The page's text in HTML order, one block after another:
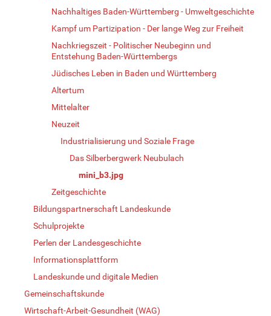
Nachhaltiges Baden-Württemberg - Umweltgeschichte
Kampf um Partizipation - Der lange Weg zur Freiheit
Nachkriegszeit - Politischer Neubeginn und
Entstehung Baden-Württembergs
Jüdisches Leben in Baden und Württemberg
Altertum
Mittelalter
Neuzeit
Industrialisierung und Soziale Frage
Das Silberbergwerk Neubulach
mini_b3.jpg
Zeitgeschichte
Bildungspartnerschaft Landeskunde
Schulprojekte
Perlen der Landesgeschichte
Informationsplattform
Landeskunde und digitale Medien
Gemeinschaftskunde
Wirtschaft-Arbeit-Gesundheit (WAG)